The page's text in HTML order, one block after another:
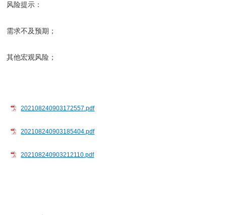
风险提示：
需求不及预期；
其他宏观风险；
202108240903172557.pdf
202108240903185404.pdf
202108240903212110.pdf